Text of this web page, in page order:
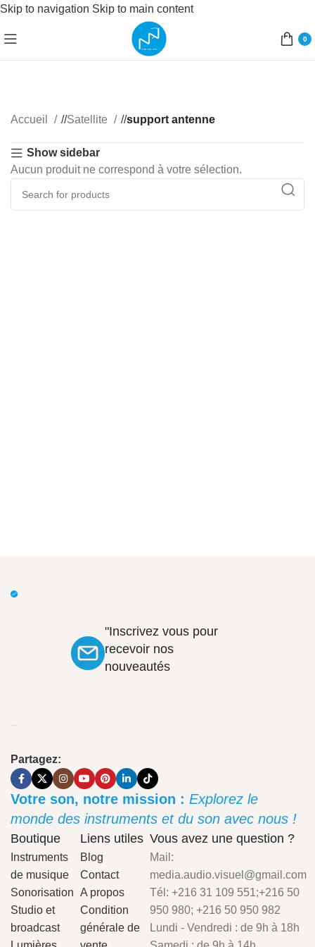
Skip to navigation Skip to main content
0
Accueil / Satellite / support antenne
Show sidebar
Aucun produit ne correspond à votre sélection.
"Inscrivez vous pour
recevoir nos
nouveautés
Partagez:
Votre son, notre mission : Explorez le
monde des instruments et du son avec nous !
Boutique
Instruments
de musique
Sonorisation
Studio et
broadcast
Liens utiles
Blog
Contact
A propos
Condition
générale de
Vous avez une question ?
Mail:
media.audio.visuel@gmail.com
Tél: +216 31 109 551;+216 50
950 980; +216 50 950 982
Lundi - Vendredi : de 9h à 18h